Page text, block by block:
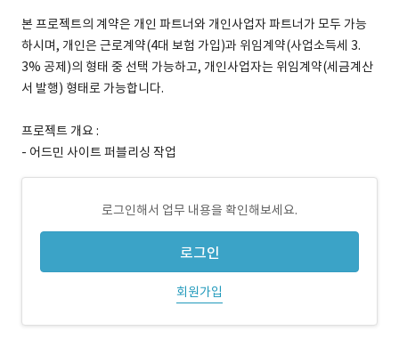
본 프로젝트의 계약은 개인 파트너와 개인사업자 파트너가 모두 가능
하시며, 개인은 근로계약(4대 보험 가입)과 위임계약(사업소득세 3.
3% 공제)의 형태 중 선택 가능하고, 개인사업자는 위임계약(세금계산
서 발행) 형태로 가능합니다.
프로젝트 개요 :
- 어드민 사이트 퍼블리싱 작업
로그인해서 업무 내용을 확인해보세요.
로그인
회원가입